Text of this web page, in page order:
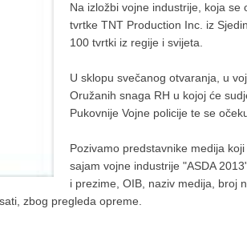
Na izložbi vojne industrije, koja
tvrtke TNT Production Inc. iz
100 tvrtki iz regije i svijeta.
U sklopu svečanog otvaranja, u
Oružanih snaga RH u kojoj će
Pukovnije Vojne policije te se
Pozivamo predstavnike medija
sajam vojne industrije "ASDA
i prezime, OIB, naziv medija, broj
zbog pregleda opreme.